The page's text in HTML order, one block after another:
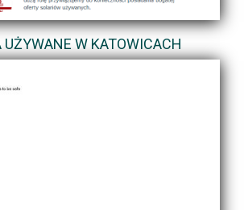
UŻYWANE W KATOWICACH